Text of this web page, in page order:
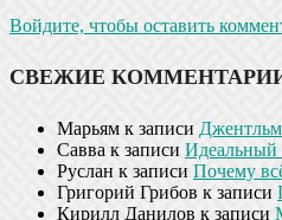
Войдите, чтобы оставить
СВЕЖИЕ
Марьям к записи
Савва к записи Идеальный
Руслан к записи Почему
Григорий Грибов к записи
Кирилл Данилов к записи